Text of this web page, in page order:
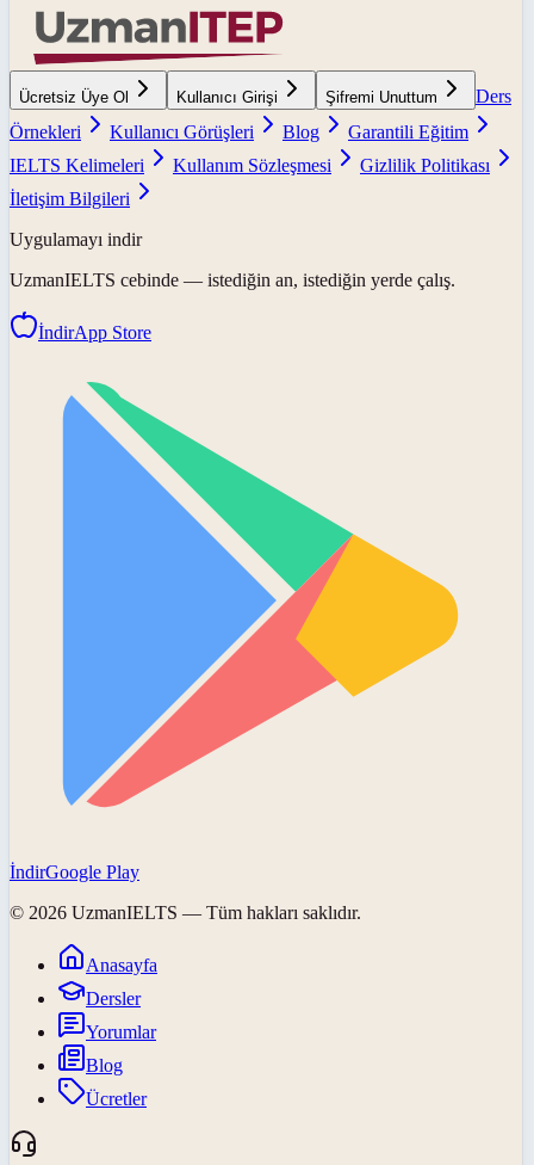
Ücretsiz Üye Ol Kullanıcı Girişi Şifremi Unuttum
Ders
Örnekleri
Kullanıcı Görüşleri Blog
Garantili Eğitim
IELTS Kelimeleri
Kullanım Sözleşmesi
Gizlilik Politikası
İletişim Bilgileri
Uygulamayı indir
UzmanIELTS cebinde — istediğin an, istediğin yerde çalış.
İndirApp Store
İndirGoogle Play
© 2026 UzmanIELTS — Tüm hakları saklıdır.
Anasayfa
Dersler
Yorumlar
Blog
Ücretler